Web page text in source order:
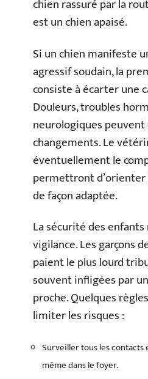
chien rassuré par la
est un chien apaisé.
Si un chien manifeste
agressif soudain, la
consiste à écarter une
Douleurs, troubles
neurologiques
changements. Le
éventuellement le
permettront d’orienter
de façon adaptée.
La sécurité des
vigilance. Les garçons
paient le plus lourd
souvent infligées par
proche. Quelques
limiter les risques :
Surveiller tous les contacts
même dans le foyer.